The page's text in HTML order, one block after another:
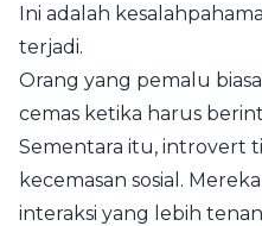
Ini adalah
terjadi.
Orang yang pemalu
cemas ketika harus
Sementara itu, introvert
kecemasan sosial.
interaksi yang lebih